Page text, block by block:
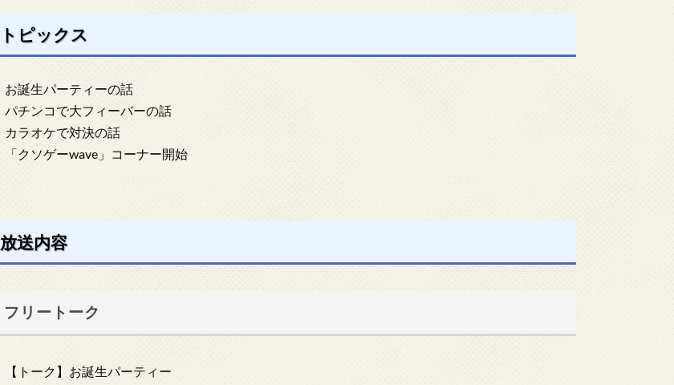
トピックス
お誕生パーティーの話
パチンコで大フィーバーの話
カラオケで対決の話
「クソゲーwave」コーナー開始
放送内容
フリートーク
【トーク】お誕生パーティー